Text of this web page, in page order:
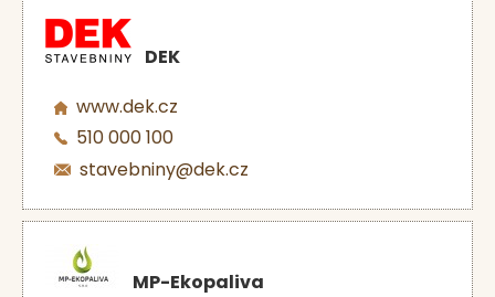
DEK
www.dek.cz
510 000 100
stavebniny@dek.cz
MP-Ekopaliva